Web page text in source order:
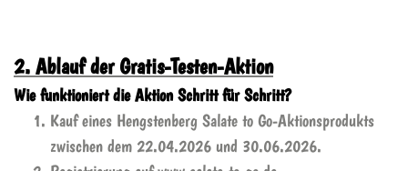
2. Ablauf der Gratis-Testen-Aktion
Wie funktioniert die Aktion Schritt für Schritt?
Kauf eines Hengstenberg Salate to Go-Aktionsprodukts
zwischen dem 22.04.2026 und 30.06.2026.